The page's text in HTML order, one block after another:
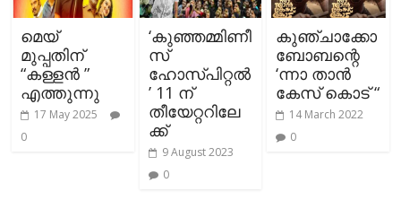
മെയ്
മുപ്പതിന്
“കള്ളൻ ”
എത്തുന്നു
17 May 2025
0
‘കുഞ്ഞമ്മിണീ
സ്
ഹോസ്പിറ്റൽ
’ 11 ന്
തീയേറ്ററിലേ
ക്ക്
9 August 2023
0
കുഞ്ചാക്കോ
ബോബന്റെ
‘ന്നാ താന്‍
കേസ് കൊട് “
14 March 2022
0